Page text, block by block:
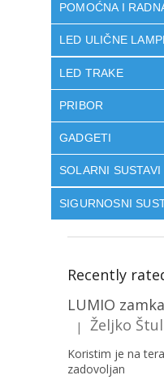
POMOĆNA I
LED ULIČNE
LED TRAKE
PRIBOR
GADGETI
SOLARNI SUSTAVI
SIGURNOSNI
Recently
The product
| Željko
Koristim je na
zadovoljan